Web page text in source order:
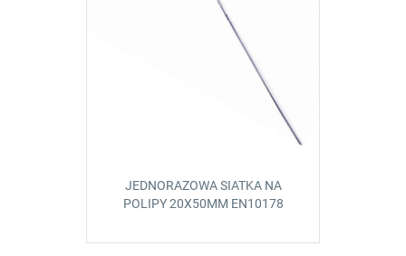
JEDNORAZOWA SIATKA NA
POLIPY 20X50MM EN10178